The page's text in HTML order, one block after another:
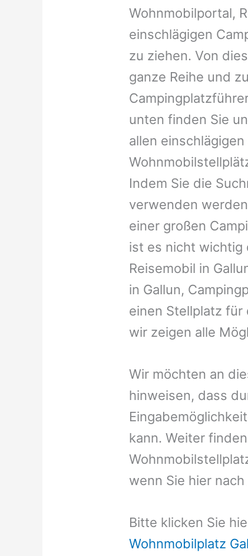
Wohnmobilportal,
einschlägigen
zu ziehen. Von
ganze Reihe und
unten finden Sie
allen
Indem Sie die
verwenden
einer großen
ist es nicht wichtig
Reisemobil in
in Gallun,
einen Stellplatz für
wir zeigen alle
Wir möchten an
hinweisen, dass
kann. Weiter
wenn Sie hier nach
Bitte klicken Sie
Wohnmobilplatz